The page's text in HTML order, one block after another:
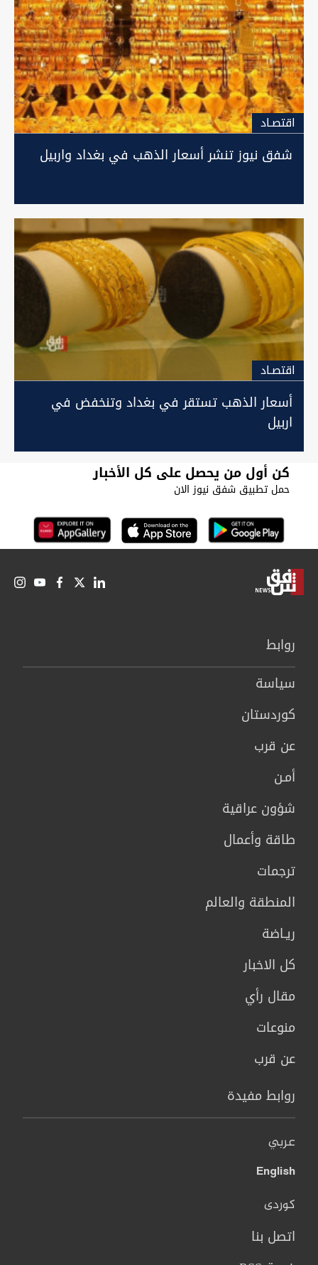
اقتصـاد
شفق نيوز تنشر أسعار الذهب في بغداد واربيل
اقتصـاد
أسعار الذهب تستقر في بغداد وتنخفض في
اربيل
كن أول من يحصل على كل الأخبار
حمل تطبيق شفق نيوز الان
روابط
سیاسة
كوردستان
عن قرب
أمـن
شؤون عراقية
طاقة وأعمال
ترجمات
المنطقة والعالم
ريـاضة
كل الاخبار
مقال رأي
منوعات
عن قرب
روابط مفيدة
عربي
English
کوردی
اتصل بنا